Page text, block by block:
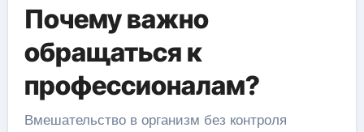
Почему важно
обращаться к
профессионалам?
Вмешательство в организм без контроля